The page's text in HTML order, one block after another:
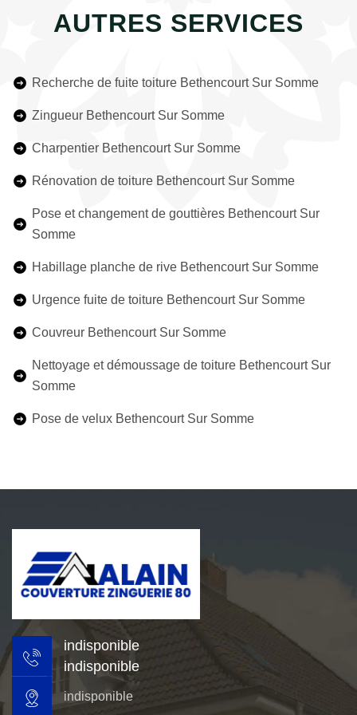
AUTRES SERVICES
Recherche de fuite toiture Bethencourt Sur Somme
Zingueur Bethencourt Sur Somme
Charpentier Bethencourt Sur Somme
Rénovation de toiture Bethencourt Sur Somme
Pose et changement de gouttières Bethencourt Sur
Somme
Habillage planche de rive Bethencourt Sur Somme
Urgence fuite de toiture Bethencourt Sur Somme
Couvreur Bethencourt Sur Somme
Nettoyage et démoussage de toiture Bethencourt Sur
Somme
Pose de velux Bethencourt Sur Somme
indisponible
indisponible
indisponible